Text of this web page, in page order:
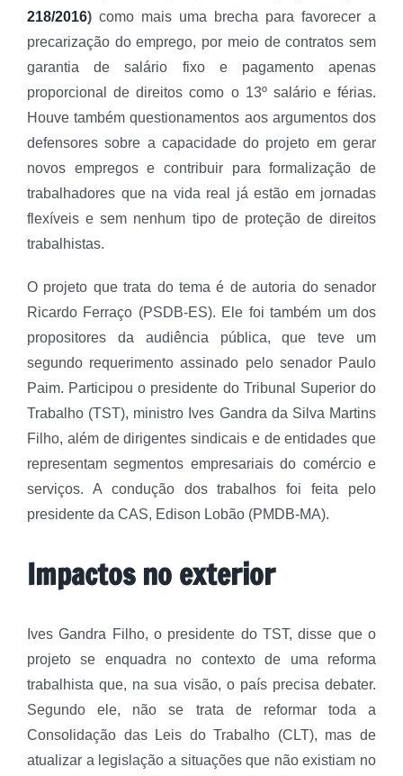
218/2016) como mais uma brecha para favorecer a
precarização do emprego, por meio de contratos sem
garantia de salário fixo e pagamento apenas
proporcional de direitos como o 13º salário e férias.
Houve também questionamentos aos argumentos dos
defensores sobre a capacidade do projeto em gerar
novos empregos e contribuir para formalização de
trabalhadores que na vida real já estão em jornadas
flexíveis e sem nenhum tipo de proteção de direitos
trabalhistas.
O projeto que trata do tema é de autoria do senador
Ricardo Ferraço (PSDB-ES). Ele foi também um dos
propositores da audiência pública, que teve um
segundo requerimento assinado pelo senador Paulo
Paim. Participou o presidente do Tribunal Superior do
Trabalho (TST), ministro Ives Gandra da Silva Martins
Filho, além de dirigentes sindicais e de entidades que
representam segmentos empresariais do comércio e
serviços. A condução dos trabalhos foi feita pelo
presidente da CAS, Edison Lobão (PMDB-MA).
Impactos no exterior
Ives Gandra Filho, o presidente do TST, disse que o
projeto se enquadra no contexto de uma reforma
trabalhista que, na sua visão, o país precisa debater.
Segundo ele, não se trata de reformar toda a
Consolidação das Leis do Trabalho (CLT), mas de
atualizar a legislação a situações que não existiam no